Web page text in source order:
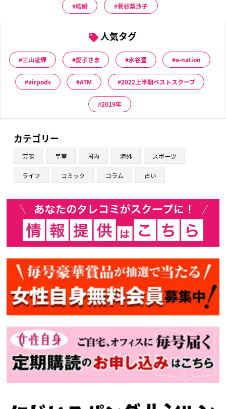
結婚 菅谷梨沙子
人気タグ
三山凌輝 愛子さま 水谷豊 a-nation
airpods ATM 2022上半期ベストスクープ
2019年
カテゴリー
芸能 皇室 国内 海外 スポーツ
ライフ コミック コラム 占い